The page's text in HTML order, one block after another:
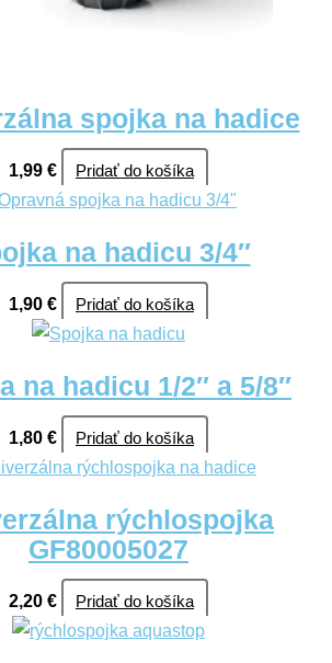
spojka na hadice
1,99 € Pridať do košíka
na hadicu 3/4″
1,90 € Pridať do košíka
na hadicu 1/2″ a 5/8″
1,80 € Pridať do košíka
rýchlospojka
GF80005027
2,20 € Pridať do košíka